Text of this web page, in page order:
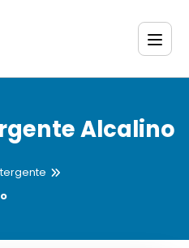
Alcalino